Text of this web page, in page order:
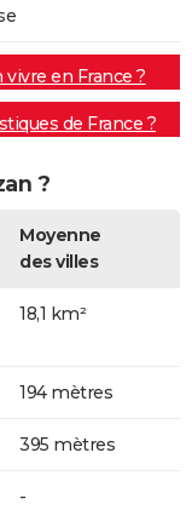
en France ?
de France ?
?
Moyenne
des villes
18,1 km²
194 mètres
395 mètres
-